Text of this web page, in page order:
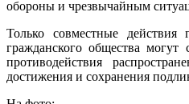
обороны и чрезвычайным
Только совместные действия
гражданского общества могут
противодействия
достижения и сохранения